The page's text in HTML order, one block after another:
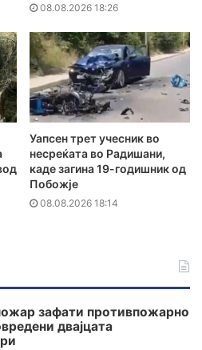
08.08.2026 18:26
Уапсен трет учесник во
несреќата во Радишани,
каде загина 19-годишник од
Побожје
08.08.2026 18:14
зафати противпожарно
двајцата